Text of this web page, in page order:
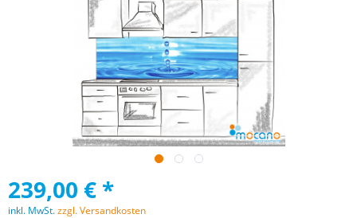
239,00 € *
inkl. MwSt.zzgl. Versandkosten